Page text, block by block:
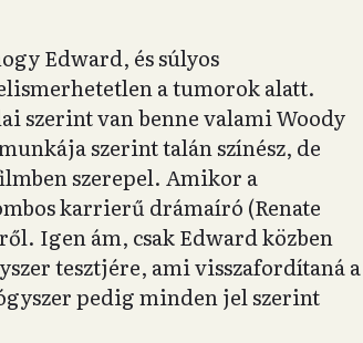
Edward, és súlyos
a tumorok alatt.
szerint van benne valami Woody
szerint talán színész, de
szerepel. Amikor a
karrierű drámaíró (Renate
Igen ám, csak Edward közben
tesztjére, ami visszafordítaná a
pedig minden jel szerint